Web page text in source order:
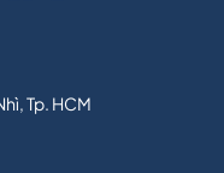
Tp. HCM